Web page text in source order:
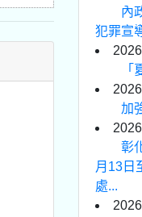
內
犯罪宣
加
彰
月13日
處...